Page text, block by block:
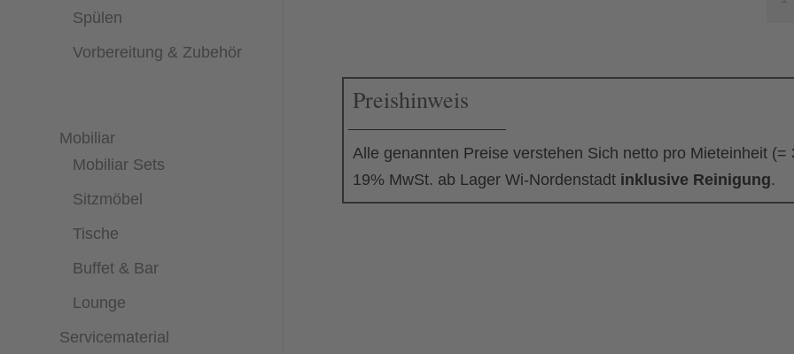
Spülen
Vorbereitung & Zubehör
Mobiliar
Mobiliar Sets
Sitzmöbel
Tische
Buffet & Bar
Lounge
Servicematerial
Preishinweis
Alle genannten Preise verstehen Sich netto pro Mieteinheit
19% MwSt. ab Lager Wi-Nordenstadt inklusive Reinigung.